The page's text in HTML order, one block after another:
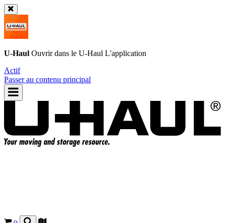
U-Haul Ouvrir dans le U-Haul L'application
Actif
Passer au contenu principal